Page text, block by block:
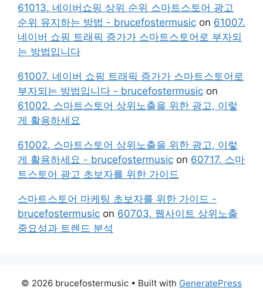
61013. 네이버쇼핑 상위 순위 스마트스토어 광고
순위 유지하는 방법 - brucefostermusic on 61007.
네이버 쇼핑 트래픽 증가가 스마트스토어로 부자되
는 방법입니다
61007. 네이버 쇼핑 트래픽 증가가 스마트스토어로
부자되는 방법입니다 - brucefostermusic on
61002. 스마트스토어 상위노출을 위한 광고, 이렇
게 활용하세요
61002. 스마트스토어 상위노출을 위한 광고, 이렇
게 활용하세요 - brucefostermusic on 60717. 스마
트스토어 광고 초보자를 위한 가이드
스마트스토어 마케팅 초보자를 위한 가이드 -
brucefostermusic on 60703. 웹사이트 상위노출
중요성과 트렌드 분석
© 2026 brucefostermusic • Built with GeneratePress